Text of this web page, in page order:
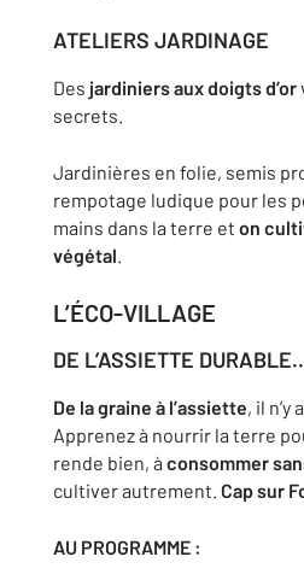
ATELIERS JARDINAGE
Des jardiniers aux doigts d’or
secrets.
Jardinières en folie, semis
rempotage ludique pour les
mains dans la terre et on
végétal
L’ÉCO-VILLAGE
DE L’ASSIETTE
De la graine à l’assiette, il n’y
Apprenez à nourrir la terre
rende bien, à consommer
cultiver autrement. Cap sur
AU PROGRAMME :